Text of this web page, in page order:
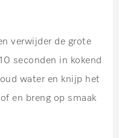
verwijder de grote
seconden in kokend
water en knijp het
en breng op smaak